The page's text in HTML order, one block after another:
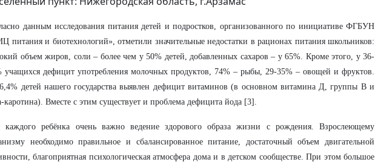
данным исследования питания детей и подростков, организованного по инициативе ФГБУН
питания и биотехнологий», отметили значительные недостатки в рационах питания школьников:
объем жиров, соли – более чем у 50% детей, добавленных сахаров – у 65%. Кроме этого, у 36-
учащихся дефицит употребления молочных продуктов, 74% – рыбы, 29-35% – овощей и фруктов.
детей нашего государства выявлен дефицит витаминов (в основном витамина Д, группы В и
каротина). Вместе с этим существует и проблема дефицита йода [3].
каждого ребёнка очень важно ведение здорового образа жизни с рождения. Взрослеющему
необходимо правильное и сбалансированное питание, достаточный объем двигательной
благоприятная психологическая атмосфера дома и в детском сообществе. При этом большое